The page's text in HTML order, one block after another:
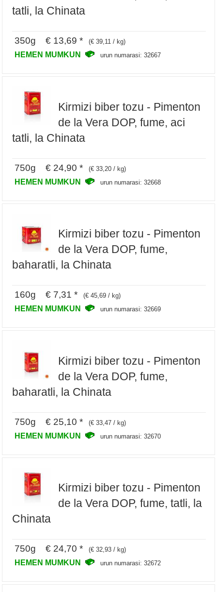
tatli, la Chinata
350g € 13,69 * (€ 39,11 / kg)
HEMEN MUMKUN urun numarasi: 32667
Kirmizi biber tozu - Pimenton
de la Vera DOP, fume, aci
tatli, la Chinata
750g € 24,90 * (€ 33,20 / kg)
HEMEN MUMKUN urun numarasi: 32668
Kirmizi biber tozu - Pimenton
de la Vera DOP, fume,
baharatli, la Chinata
160g € 7,31 * (€ 45,69 / kg)
HEMEN MUMKUN urun numarasi: 32669
Kirmizi biber tozu - Pimenton
de la Vera DOP, fume,
baharatli, la Chinata
750g € 25,10 * (€ 33,47 / kg)
HEMEN MUMKUN urun numarasi: 32670
Kirmizi biber tozu - Pimenton
de la Vera DOP, fume, tatli, la
Chinata
750g € 24,70 * (€ 32,93 / kg)
HEMEN MUMKUN urun numarasi: 32672